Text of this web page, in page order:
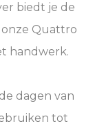
biedt je de
Quattro
handwerk.
dagen van
tot